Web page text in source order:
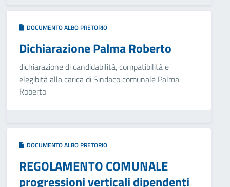
DOCUMENTO ALBO PRETORIO
Dichiarazione Palma Roberto
dichiarazione di candidabilità, compatibilità e
elegibità alla carica di Sindaco comunale Palma
Roberto
DOCUMENTO ALBO PRETORIO
REGOLAMENTO COMUNALE
progressioni verticali dipendenti